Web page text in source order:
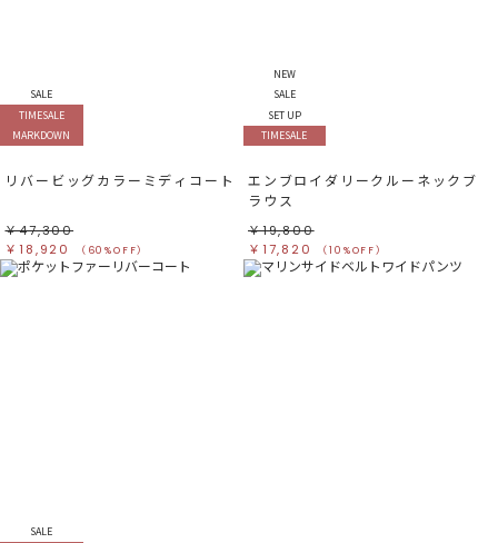
SALE
TIMESALE
MARKDOWN
リバービッグカラーミディコート
￥47,300
￥18,920
（60%OFF）
NEW
SALE
SET UP
TIMESALE
エンブロイダリークルーネックブ
ラウス
￥19,800
￥17,820
（10%OFF）
SALE